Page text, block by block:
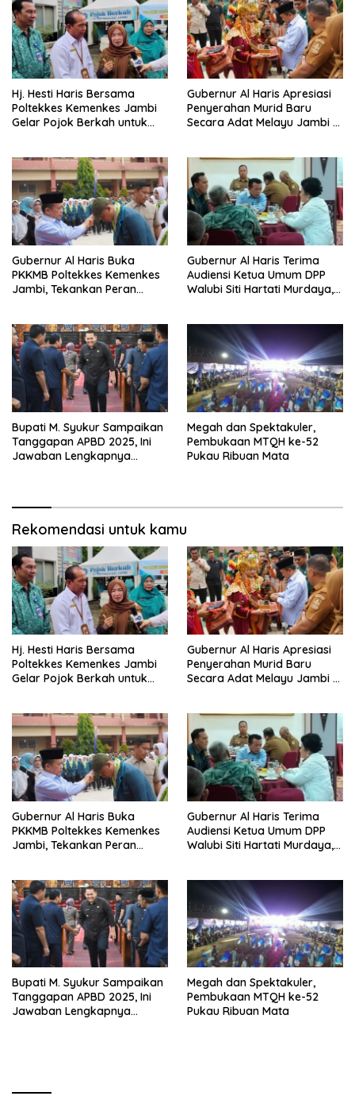
Hj. Hesti Haris Bersama
Poltekkes Kemenkes Jambi
Gelar Pojok Berkah untuk
Gubernur Al Haris Apresiasi
Penyerahan Murid Baru
Secara Adat Melayu Jambi di
Gubernur Al Haris Buka
PKKMB Poltekkes Kemenkes
Jambi, Tekankan Peran
Gubernur Al Haris Terima
Audiensi Ketua Umum DPP
Walubi Siti Hartati Murdaya,
Bupati M. Syukur Sampaikan
Tanggapan APBD 2025, Ini
Jawaban Lengkapnya…
Megah dan Spektakuler,
Pembukaan MTQH ke-52
Pukau Ribuan Mata
Rekomendasi untuk kamu
Hj. Hesti Haris Bersama
Poltekkes Kemenkes Jambi
Gelar Pojok Berkah untuk
Gubernur Al Haris Apresiasi
Penyerahan Murid Baru
Secara Adat Melayu Jambi di
Gubernur Al Haris Buka
PKKMB Poltekkes Kemenkes
Jambi, Tekankan Peran
Gubernur Al Haris Terima
Audiensi Ketua Umum DPP
Walubi Siti Hartati Murdaya,
Bupati M. Syukur Sampaikan
Tanggapan APBD 2025, Ini
Jawaban Lengkapnya…
Megah dan Spektakuler,
Pembukaan MTQH ke-52
Pukau Ribuan Mata